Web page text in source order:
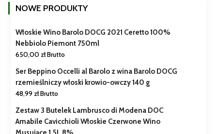
NOWE PRODUKTY
Włoskie Wino Barolo DOCG 2021 Ceretto 100%
Nebbiolo Piemont 750ml
650,00 złBrutto
Ser Beppino Occelli al Barolo z wina Barolo DOCG
rzemieślniczy włoski krowio-owczy 140 g
48,99 złBrutto
Zestaw 3 Butelek Lambrusco di Modena DOC
Amabile Cavicchioli Włoskie Czerwone Wino